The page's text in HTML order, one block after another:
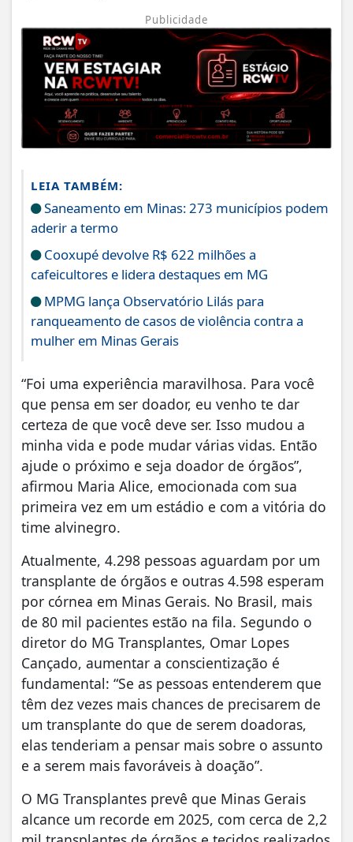
Publicidade
LEIA TAMBÉM:
Saneamento em Minas: 273 municípios podem
aderir a termo
Cooxupé devolve R$ 622 milhões a
cafeicultores e lidera destaques em MG
MPMG lança Observatório Lilás para
ranqueamento de casos de violência contra a
mulher em Minas Gerais
“Foi uma experiência maravilhosa. Para você
que pensa em ser doador, eu venho te dar
certeza de que você deve ser. Isso mudou a
minha vida e pode mudar várias vidas. Então
ajude o próximo e seja doador de órgãos”,
afirmou Maria Alice, emocionada com sua
primeira vez em um estádio e com a vitória do
time alvinegro.
Atualmente, 4.298 pessoas aguardam por um
transplante de órgãos e outras 4.598 esperam
por córnea em Minas Gerais. No Brasil, mais
de 80 mil pacientes estão na fila. Segundo o
diretor do MG Transplantes, Omar Lopes
Cançado, aumentar a conscientização é
fundamental: “Se as pessoas entenderem que
têm dez vezes mais chances de precisarem de
um transplante do que de serem doadoras,
elas tenderiam a pensar mais sobre o assunto
e a serem mais favoráveis à doação”.
O MG Transplantes prevê que Minas Gerais
alcance um recorde em 2025, com cerca de 2,2